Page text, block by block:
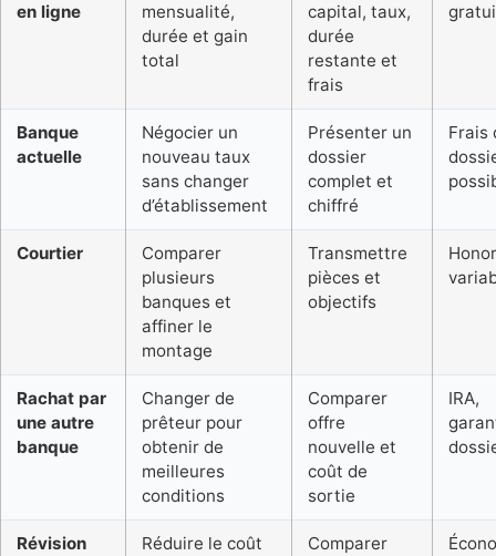
en ligne
mensualité,
durée et gain
total
capital, taux,
durée
restante et
frais
Banque
actuelle
Négocier un
nouveau taux
sans changer
d’établissement
Présenter un
dossier
complet et
chiffré
Frais
Courtier
Comparer
plusieurs
banques et
affiner le
montage
Transmettre
pièces et
objectifs
Rachat par
une autre
banque
Changer de
prêteur pour
obtenir de
meilleures
conditions
Comparer
offre
nouvelle et
coût de
sortie
IRA,
Révision
Réduire le coût
Comparer